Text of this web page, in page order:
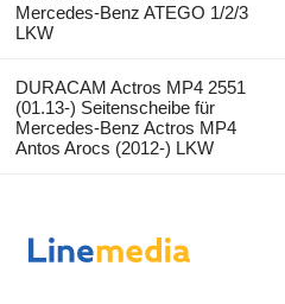
Mercedes-Benz ATEGO 1/2/3
LKW
DURACAM Actros MP4 2551
(01.13-) Seitenscheibe für
Mercedes-Benz Actros MP4
Antos Arocs (2012-) LKW